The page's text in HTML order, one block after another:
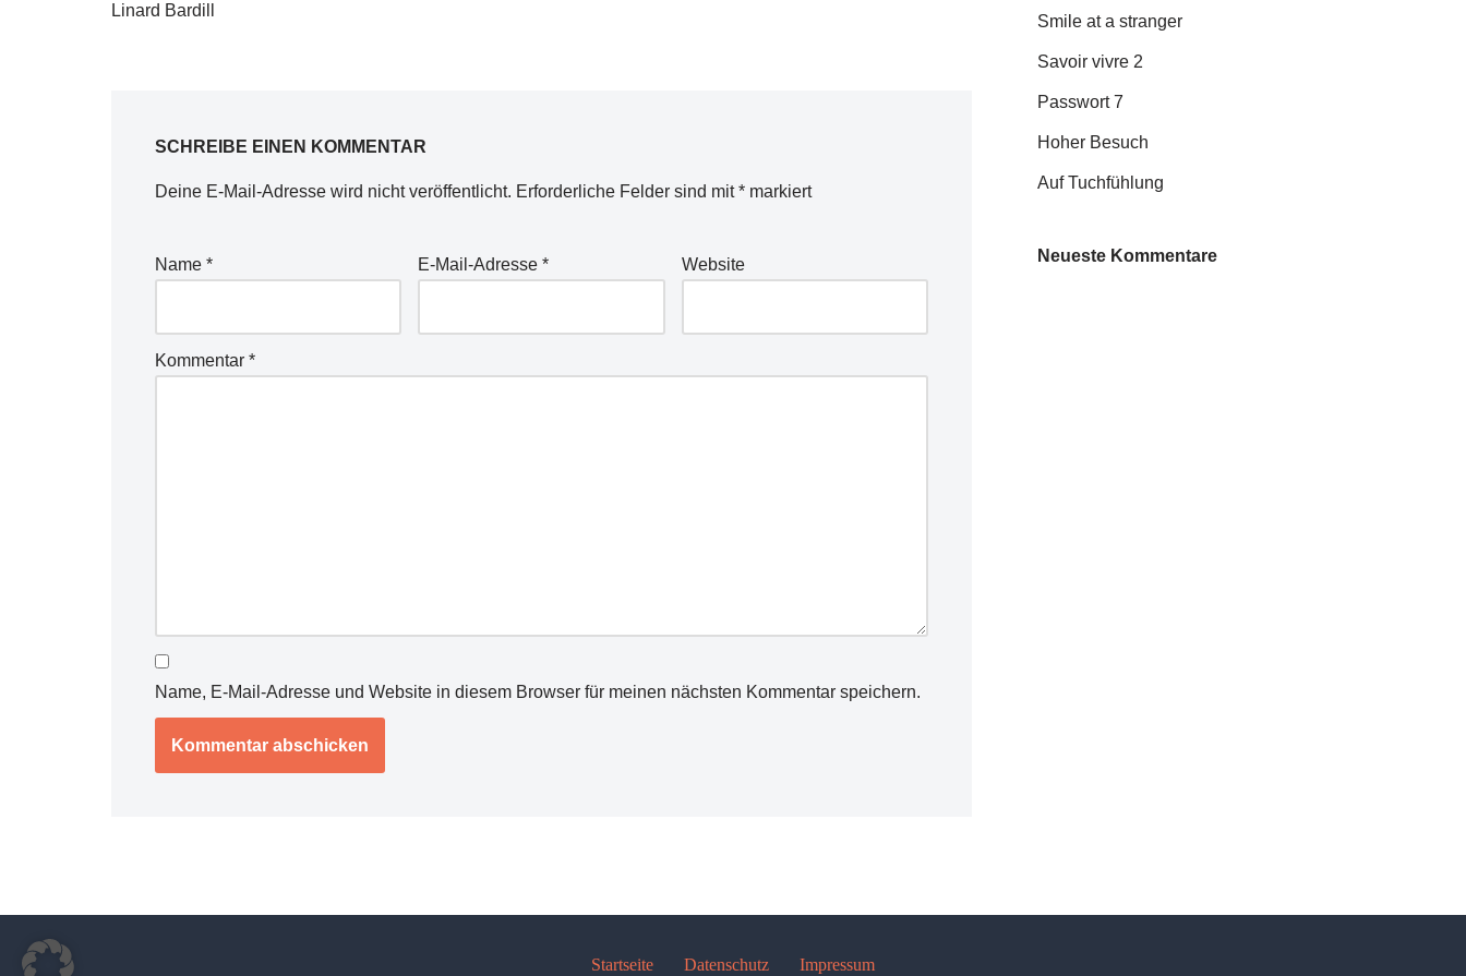
Linard Bardill
SCHREIBE EINEN KOMMENTAR
Deine E-Mail-Adresse wird nicht veröffentlicht. Erforderliche Felder sind mit* markiert
Name * E-Mail-Adresse* Website
Kommentar *
Name, E-Mail-Adresse und Website in diesem Browser für meinen nächsten Kommentar speichern.
Smile at a stranger
Savoir vivre 2
Passwort 7
Hoher Besuch
Auf Tuchfühlung
Neueste Kommentare
Startseite Datenschutz Impressum